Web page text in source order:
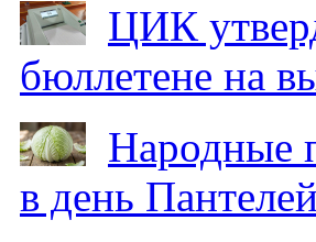
ЦИК
бюллетене на
Народные
в день